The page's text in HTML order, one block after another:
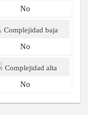
No
Complejidad baja
No
Complejidad alta
No